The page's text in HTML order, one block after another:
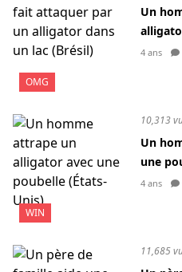
OMG
Un
4 ans
WIN
10,313
Un
une
4 ans
11,685